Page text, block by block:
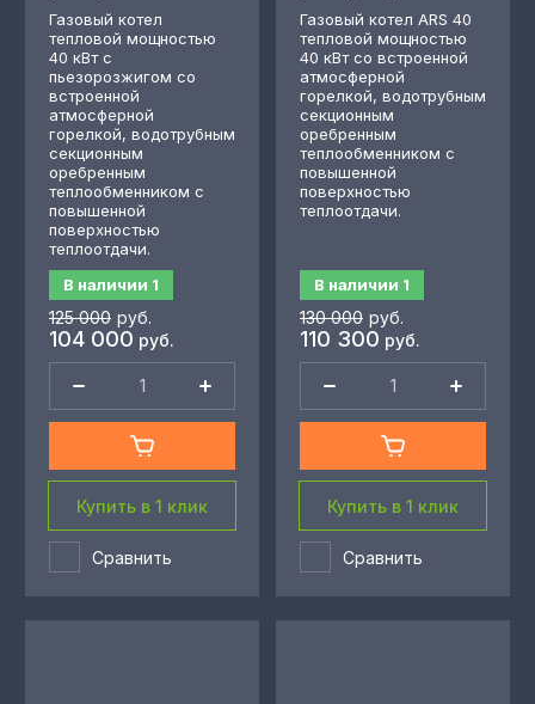
Газовый котел
тепловой мощностью
40 кВт с
пьезорозжигом со
встроенной
атмосферной
горелкой, водотрубным
секционным
оребренным
теплообменником с
повышенной
поверхностью
теплоотдачи.
В наличии 1
125 000 руб.
104 000 руб.
Купить в 1 клик
Сравнить
Газовый котел ARS 40
тепловой мощностью
40 кВт со встроенной
атмосферной
горелкой, водотрубным
секционным
оребренным
теплообменником с
повышенной
поверхностью
теплоотдачи.
В наличии 1
130 000 руб.
110 300 руб.
Купить в 1 клик
Сравнить